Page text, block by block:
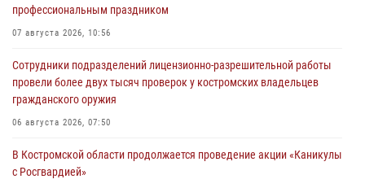
профессиональным праздником
07 августа 2026, 10:56
Сотрудники подразделений лицензионно-разрешительной работы
провели более двух тысяч проверок у костромских владельцев
гражданского оружия
06 августа 2026, 07:50
В Костромской области продолжается проведение акции «Каникулы
с Росгвардией»